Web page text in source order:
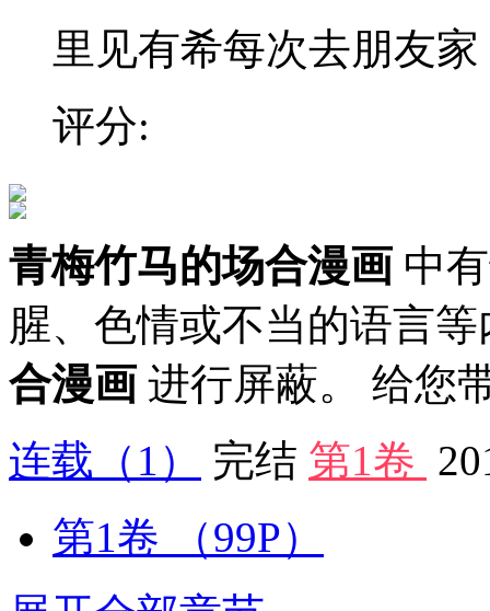
里见有希每次去朋友家
评分:
青梅竹马的场合漫画 中
腥、色情或不当的语言
合漫画 进行屏蔽。 给您
连载 （1） 完结 第1卷
第1卷
（99P）